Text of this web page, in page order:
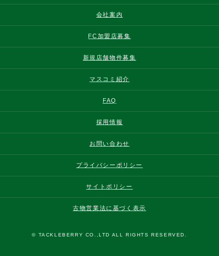
会社案内
FC加盟店募集
新規店舗物件募集
マスコミ紹介
FAQ
採用情報
お問い合わせ
プライバシーポリシー
サイトポリシー
古物営業法に基づく表示
© TACKLEBERRY CO.,LTD ALL RIGHTS RESERVED.